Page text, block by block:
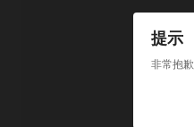
提示
非常抱